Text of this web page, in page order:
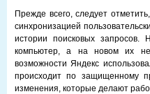
Прежде всего, следует
синхронизацией
истории поисковых
компьютер, а на новом их не
возможности Яндекс
происходит по защищенному
изменения, которые делают